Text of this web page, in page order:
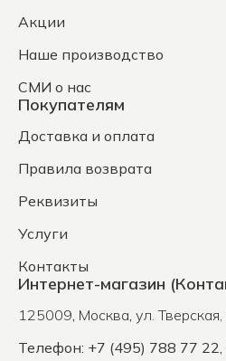
Акции
Наше производство
СМИ о нас
Покупателям
Доставка и оплата
Правила возврата
Реквизиты
Услуги
Контакты
Интернет-магазин
125009, Москва, ул.
Телефон: +7 (495) 788 77